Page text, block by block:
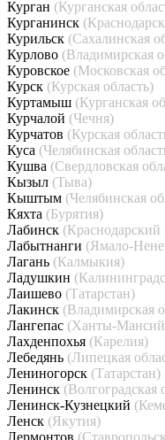
Курган (Курганская
Курганинск
Курильск (Сахалинская
Курлово (Владимирская
Куровское (Московская
Курск (Курская область)
Куртамыш (Курганская
Курчалой (Чечня)
Курчатов (Курская
Куса (Челябинская
Кушва (Свердловская
Кызыл (Тыва)
Кыштым (Челябинская
Кяхта (Бурятия)
Лабинск (Краснодарский
Лабытнанги (Ямало-
Лагань (Калмыкия)
Ладушкин
Лаишево (Татарстан)
Лакинск (Владимирская
Лангепас (Ханты-
Лахденпохья (Карелия)
Лебедянь (Липецкая
Лениногорск (Татарстан)
Ленинск (Волгоградская
Ленинск-Кузнецкий
Ленск (Якутия)